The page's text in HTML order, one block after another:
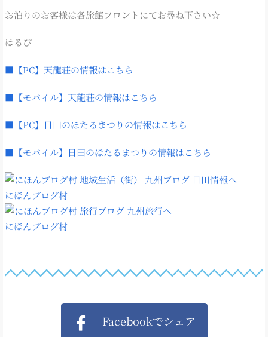
お泊りのお客様は各旅館フロントにてお尋ね下さい☆
はるぴ
■【PC】天龍荘の情報はこちら
■【モバイル】天龍荘の情報はこちら
■【PC】日田のほたるまつりの情報はこちら
■【モバイル】日田のほたるまつりの情報はこちら
にほんブログ村
にほんブログ村
Facebookでシェア